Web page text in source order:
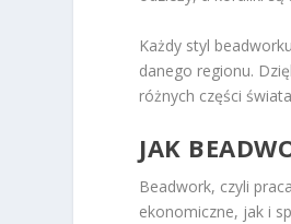
Każdy styl
danego regionu.
różnych części
JAK
Beadwork, czyli
ekonomiczne, jak i